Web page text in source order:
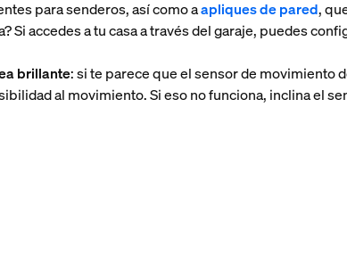
para senderos, así como aapliques de pared,
Si accedes a tu casa a través del garaje, puedes
brillante: si te parece que el sensor de movimiento
al movimiento. Si eso no funciona, inclina el